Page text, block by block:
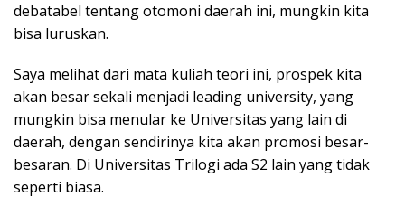
debatabel tentang otomoni daerah ini, mungkin kita
bisa luruskan.
Saya melihat dari mata kuliah teori ini, prospek kita
akan besar sekali menjadi leading university, yang
mungkin bisa menular ke Universitas yang lain di
daerah, dengan sendirinya kita akan promosi besar-
besaran. Di Universitas Trilogi ada S2 lain yang tidak
seperti biasa.